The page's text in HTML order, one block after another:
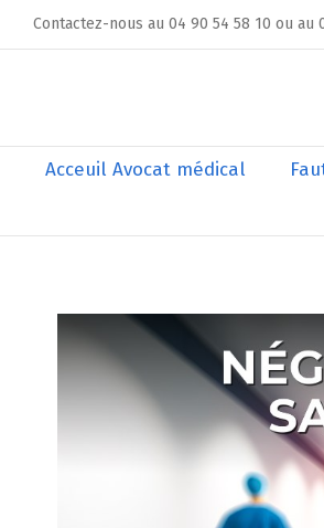
to
Contactez-nous au 04 90 54 58 10 ou
Acceuil Avocat médical
l'image